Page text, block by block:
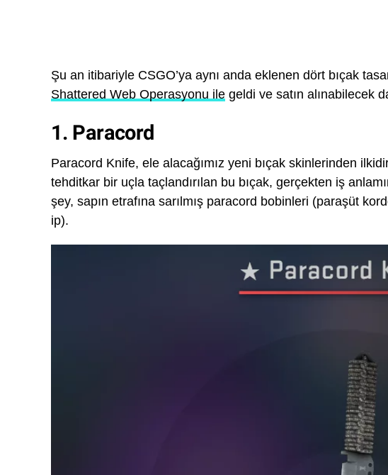
Şu an itibariyle CSGO’ya aynı anda eklenen dört bıçak
Shattered Web Operasyonu ile geldi ve satın alınabilecek
1. Paracord
Paracord Knife, ele alacağımız yeni bıçak skinlerinden
tehditkar bir uçla taçlandırılan bu bıçak, gerçekten iş
şey, sapın etrafına sarılmış paracord bobinleri (paraşüt
ip).